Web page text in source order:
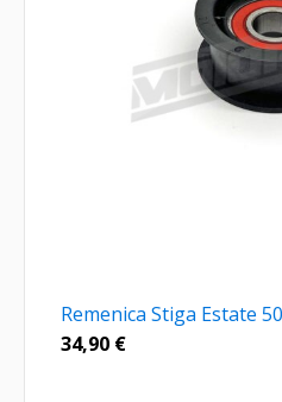
Remenica Stiga Estate
34,90 €